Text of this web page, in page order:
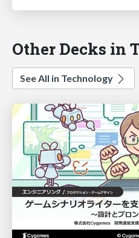
Other Decks in
See All in Technology